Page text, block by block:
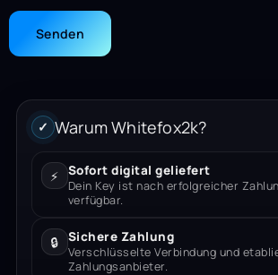
✓ Warum Whitefox2k?
⚡ Sofort digital geliefert
Dein Key ist nach erfolgreicher
verfügbar.
🔒 Sichere Zahlung
Verschlüsselte Verbindung und
Zahlungsanbieter.